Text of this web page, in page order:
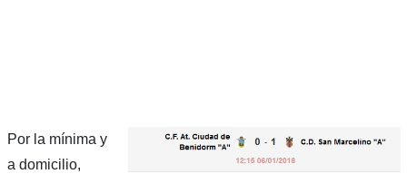
Por la mínima y
a domicilio,